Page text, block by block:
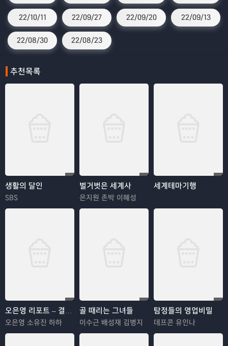
22/10/11 22/09/27 22/09/20 22/09/13
22/08/30 22/08/23
추천목록
생활의 달인
SBS
벌거벗은 세계사
은지원 존박 이혜성
세계테마기행
오은영 리포트 – 결혼 지옥
오은영 소유진 하하
골 때리는 그녀들
이수근 배성재 김병지
탐정들의 영업비밀
데프콘 유인나